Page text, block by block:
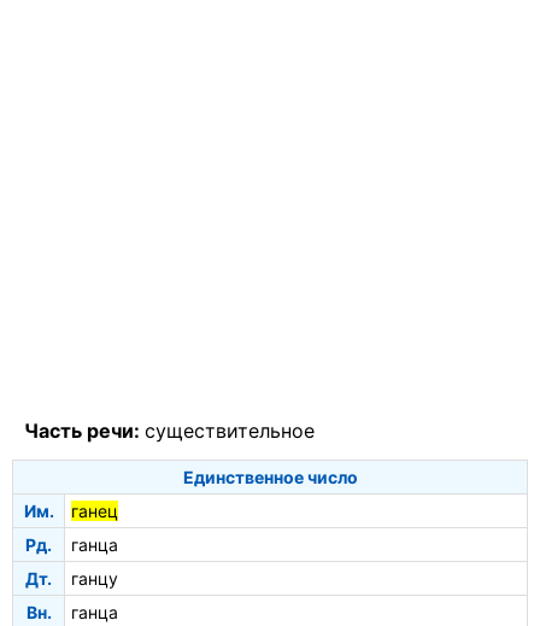
Часть речи: существительное
Единственное число
Им.
ганец
Рд.
ганца
Дт.
ганцу
Вн.
ганца